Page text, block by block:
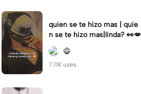
quien se te hizo mas | quie
n se te hizo mas|linda? 👀💋
🧌
7.11K uses.